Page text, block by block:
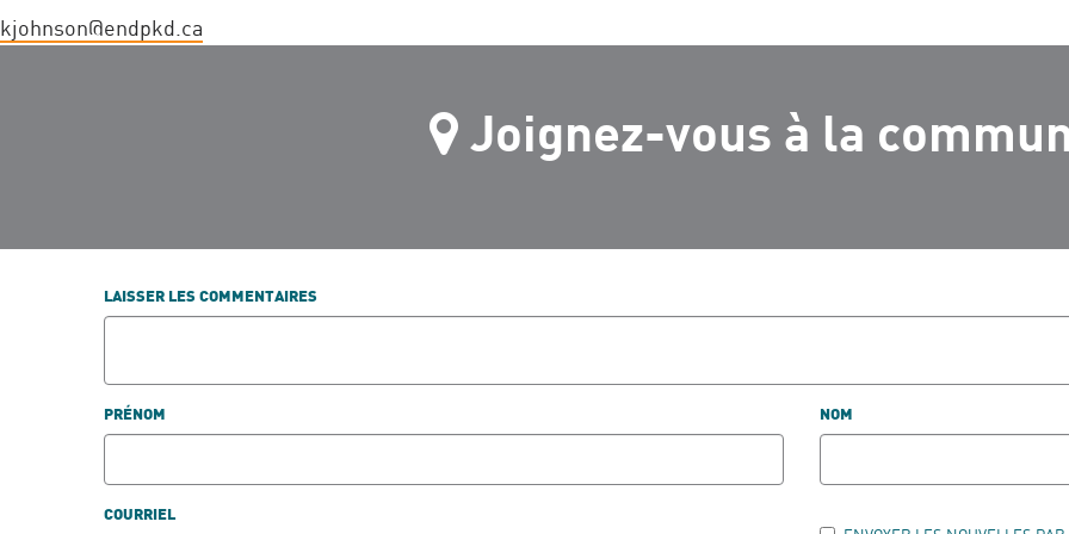
kjohnson@endpkd.ca
Joignez-vous à la
LAISSER LES COMMENTAIRES
PRÉNOM NOM
COURRIEL